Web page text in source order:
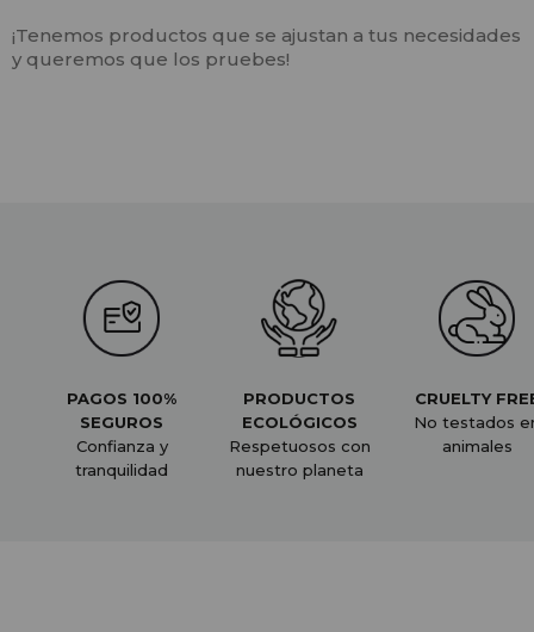
¡Tenemos productos que se ajustan a tus necesidades
y queremos que los pruebes!
PAGOS 100%
SEGUROS
Confianza y
tranquilidad
PRODUCTOS
ECOLÓGICOS
Respetuosos con
nuestro planeta
CRUELTY
No testados
animales